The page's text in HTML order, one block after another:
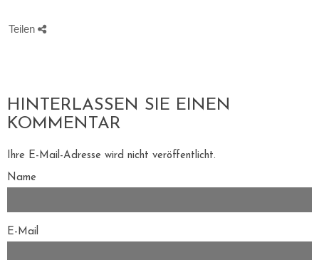
Teilen
HINTERLASSEN SIE EINEN
KOMMENTAR
Ihre E-Mail-Adresse wird nicht veröffentlicht.
Name
E-Mail